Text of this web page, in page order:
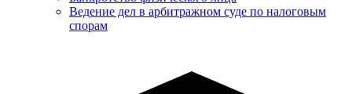
Ведение дел в арбитражном суде по налоговым
спорам